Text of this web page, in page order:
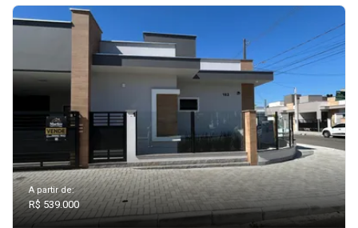
A partir de:
R$ 539.000